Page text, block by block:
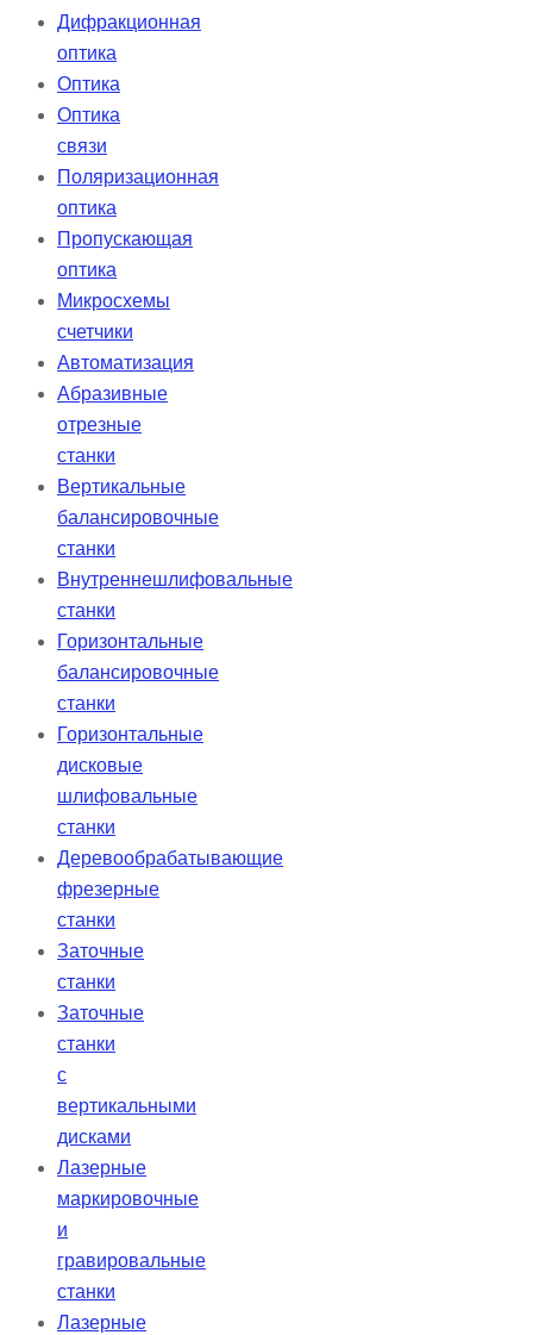
Дифракционная
оптика
Оптика
Оптика
связи
Поляризационная
оптика
Пропускающая
оптика
Микросхемы
счетчики
Автоматизация
Абразивные
отрезные
станки
Вертикальные
балансировочные
станки
Внутреннешлифовальные
станки
Горизонтальные
балансировочные
станки
Горизонтальные
дисковые
шлифовальные
станки
Деревообрабатывающие
фрезерные
станки
Заточные
станки
Заточные
станки
с
вертикальными
дисками
Лазерные
маркировочные
и
гравировальные
станки
Лазерные